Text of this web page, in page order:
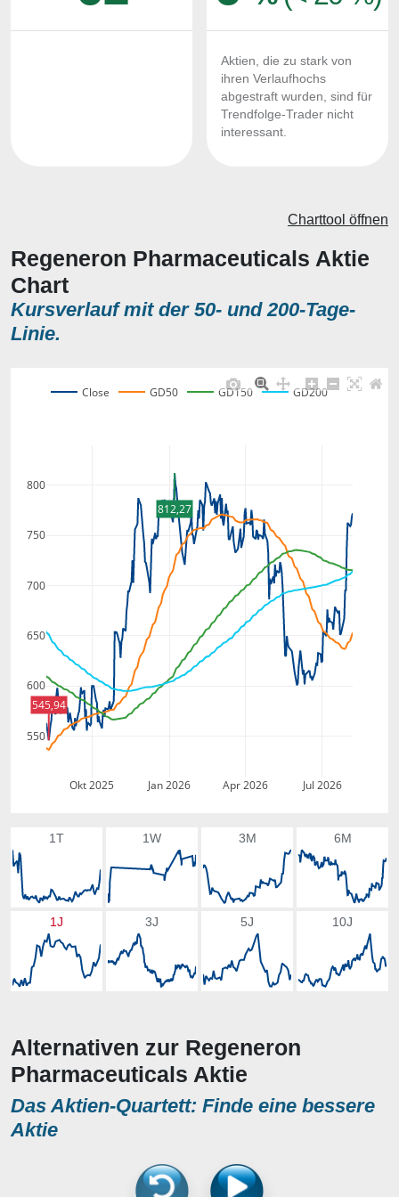
Aktien, die zu stark von
ihren Verlaufhochs
abgestraft wurden, sind für
Trendfolge-Trader nicht
interessant.
Regeneron Pharmaceuticals Aktie
Chart
Kursverlauf mit der 50- und 200-Tage-
Linie.
Charttool öffnen
Okt 2025 Jan 2026 Apr 2026 Jul 2026
550
600
650
700
750
800
Close GD50 GD150 GD200
812,27
545,94
1T 1W 3M 6M
1J 3J 5J 10J
Alternativen zur Regeneron
Pharmaceuticals Aktie
Das Aktien-Quartett: Finde eine bessere
Aktie